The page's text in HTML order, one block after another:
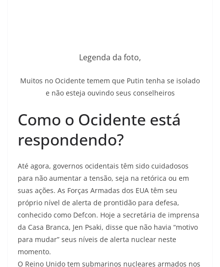
Legenda da foto,
Muitos no Ocidente temem que Putin tenha se isolado
e não esteja ouvindo seus conselheiros
Como o Ocidente está
respondendo?
Até agora, governos ocidentais têm sido cuidadosos
para não aumentar a tensão, seja na retórica ou em
suas ações. As Forças Armadas dos EUA têm seu
próprio nível de alerta de prontidão para defesa,
conhecido como Defcon. Hoje a secretária de imprensa
da Casa Branca, Jen Psaki, disse que não havia “motivo
para mudar” seus níveis de alerta nuclear neste
momento.
O Reino Unido tem submarinos nucleares armados nos